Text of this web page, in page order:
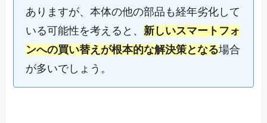
ありますが、本体の他の部品も経年劣化して
いる可能性を考えると、新しいスマートフォ
ンへの買い替えが根本的な解決策となる場合
が多いでしょう。